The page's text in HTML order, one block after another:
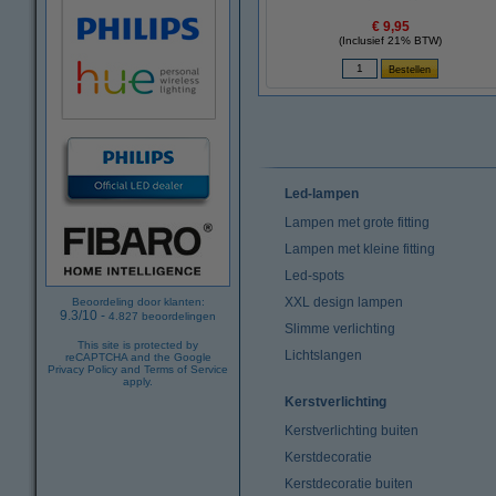
Beoordeling door klanten:
9.3/10 - 4.827 beoordelingen
This site is protected by
reCAPTCHA and the Google
Privacy Policy and Terms of Service
apply.
€ 9,95
(Inclusief 21% BTW)
Led-lampen
Lampen met grote fitting
Lampen met kleine fitting
Led-spots
XXL design lampen
Slimme verlichting
Lichtslangen
Kerstverlichting
Kerstverlichting buiten
Kerstdecoratie
Kerstdecoratie buiten